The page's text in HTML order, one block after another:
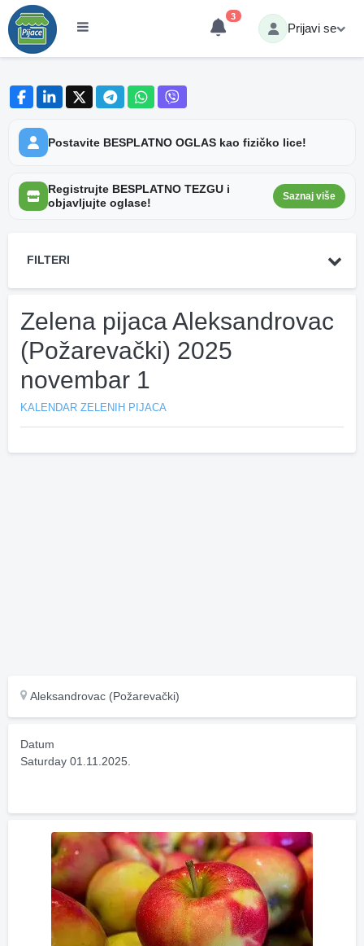
3
Prijavi se
Postavite BESPLATNO OGLAS kao fizičko lice!
Registrujte BESPLATNO TEZGU i
objavljujte oglase!
Saznaj više
FILTERI
Zelena pijaca Aleksandrovac
(Požarevački) 2025
novembar 1
KALENDAR ZELENIH PIJACA
Aleksandrovac (Požarevački)
Datum
Saturday 01.11.2025.